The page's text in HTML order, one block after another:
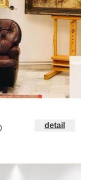
detail